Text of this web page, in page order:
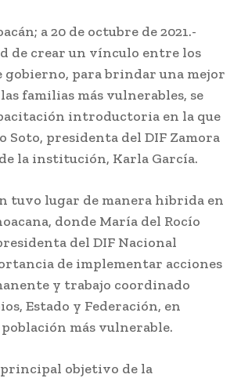
a 20 de octubre de 2021.-
de crear un vínculo entre los
gobierno, para brindar una mejor
familias más vulnerables, se
introductoria en la que
Soto, presidenta del DIF Zamora
la institución, Karla García.
tuvo lugar de manera hibrida en
donde María del Rocío
del DIF Nacional
de implementar acciones
y trabajo coordinado
Estado y Federación, en
más vulnerable.
objetivo de la